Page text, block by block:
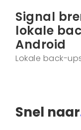
Signal
lokale
Android
Lokale back-
Snel naar